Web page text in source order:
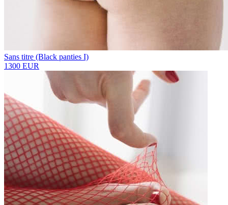
Sans titre (Black panties I)
1300 EUR